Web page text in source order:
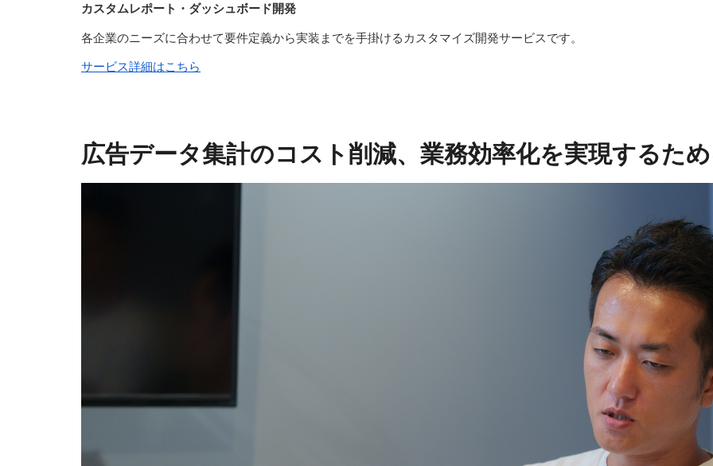
カスタムレポート・ダッシュボード開発
各企業のニーズに合わせて要件定義から実装までを手掛けるカスタマイズ開発サービスです。
サービス詳細はこちら
広告データ集計のコスト削減、業務効率化を実現するた